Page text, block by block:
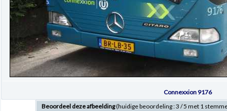
Connexxion 9176
Beoordeel deze afbeelding(huidige beoordeling : 3 / 5 met 1